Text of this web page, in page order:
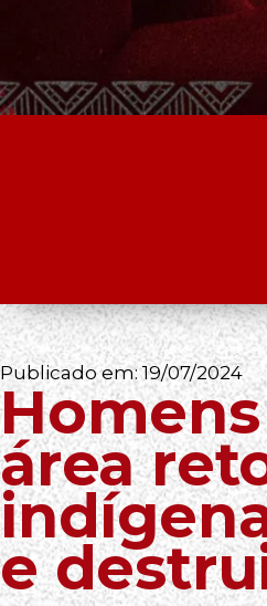
Publicado em:19/07/2024
área
e